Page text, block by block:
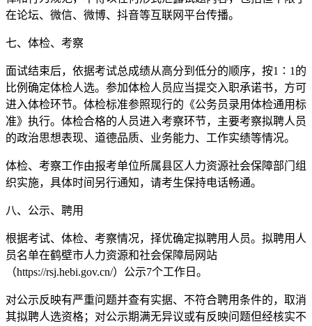
在论坛、微信、微博、抖音等互联网平台传播。
七、体检、考察
面试结束后，依据考试总成绩从高分到低分的顺序，按1∶1的
比例确定体检人选。参加体检人员应当提交入职承诺书，方可
进入体检环节。体检标准参照现行的《公务员录用体检通用标
准》执行。体检合格的人员进入考察环节，主要考察拟聘人员
的政治思想表现、道德品质、业务能力、工作实绩等情况。
体检、考察工作由报考单位所属县区人力资源社会保障部门组
织实施，具体时间另行通知，请考生保持电话畅通。
八、公示、聘用
根据考试、体检、考察情况，择优确定拟聘用人员。拟聘用人
员名单在鹤壁市人力资源和社会保障局网站
（https://rsj.hebi.gov.cn/）公示7个工作日。
对公示反映有严重问题并查有实据、不符合聘用条件的，取消
其拟聘人选资格；对公示期满无异议或有反映问题但经核实不